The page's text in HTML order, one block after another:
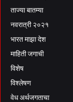
ताज्या बातम्या
नवरात्री २०२१
भारत माझा देश
माहिती जगाची
विशेष
विश्लेषण
वेध अर्थजगताचा